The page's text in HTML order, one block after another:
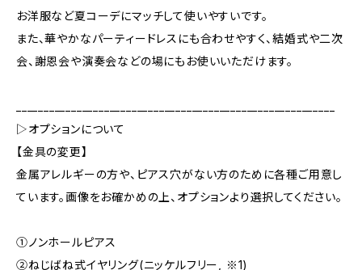
お洋服など夏コーデにマッチして使いやすいです。
また、華やかなパーティードレスにも合わせやすく、結婚式や二次
会、謝恩会や演奏会などの場にもお使いいただけます。
▷オプションについて
【金具の変更】
金属アレルギーの方や、ピアス穴がない方のために各種ご用意し
ています。画像をお確かめの上、オプションより選択してください。
①ノンホールピアス
②ねじばね式イヤリング(ニッケルフリー, ※1)